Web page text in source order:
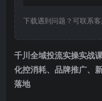
下载遇到问题？可联系
千川全域投流实操实战
化控消耗、品牌推广、
落地